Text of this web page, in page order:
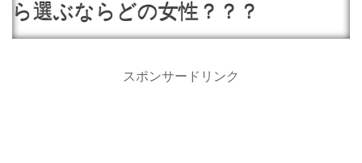
ら選ぶならどの女性？？？
スポンサードリンク